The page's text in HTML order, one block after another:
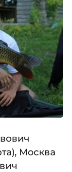
Москва